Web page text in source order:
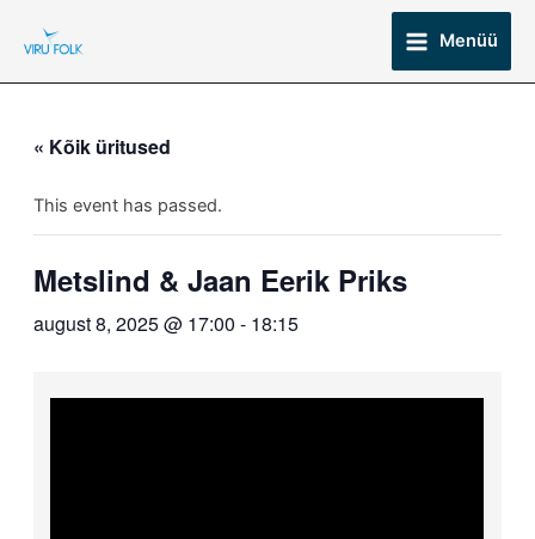
Main
Menu
Menüü
« Kõik üritused
This event has passed.
Metslind & Jaan Eerik Priks
august 8, 2025 @ 17:00 - 18:15